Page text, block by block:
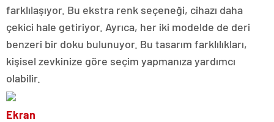
farklılaşıyor. Bu ekstra renk seçeneği, cihazı daha
çekici hale getiriyor. Ayrıca, her iki modelde de deri
benzeri bir doku bulunuyor. Bu tasarım farklılıkları,
kişisel zevkinize göre seçim yapmanıza yardımcı
olabilir.
Ekran